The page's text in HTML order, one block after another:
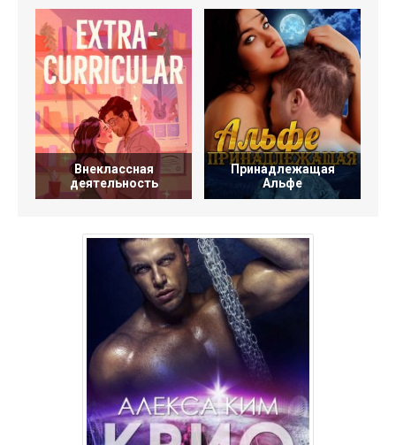
Внеклассная
деятельность
Принадлежащая
Альфе